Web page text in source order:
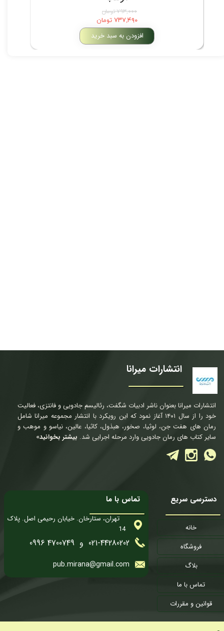
۷۹۳,۰۰۰ تومان
۷۳۷,۴۹۰ تومان
افزودن به سبد خرید
انتشارات میرانا
انتشارات میرانا بعنوان ناشر ادبیات شگفت، رئالیسم جادویی و فانتزی، فعالیت
خود را از سال ۱۴۰۱ آغاز نمود که این رویکرد با انتشار مجموعه میرانا شامل
رمان های هفت جن، لوثیا، صخور، هبذول، کاثیا، عالین، نیاسو و موهب و
سایر کتاب های رمان جادویی وارد مرحله اجرایی شد. بیشتر بخوانید»
دسترسی سریع
خانه
فروشگاه
بلاگ
تماس با ما
قوانین و مقررات
تماس با ما
تهران، ستارخان. خیابان رحیمی اصل. پلاک
14
021-44280202 و 4700749 0996
pub.mirana@gmail.com